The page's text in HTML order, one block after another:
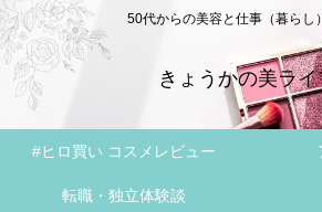
50代からの美容と仕事（暮らし
きょうかの美ライ
#ヒロ買い コスメレビュー
転職・独立体験談